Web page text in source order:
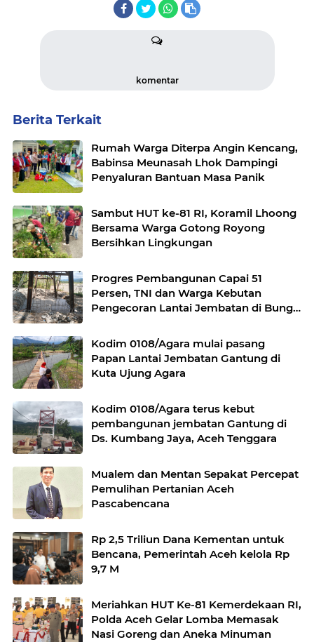
komentar
Berita Terkait
Rumah Warga Diterpa Angin Kencang,
Babinsa Meunasah Lhok Dampingi
Penyaluran Bantuan Masa Panik
Sambut HUT ke-81 RI, Koramil Lhoong
Bersama Warga Gotong Royong
Bersihkan Lingkungan
Progres Pembangunan Capai 51
Persen, TNI dan Warga Kebutan
Pengecoran Lantai Jembatan di Bunga
Kodim 0108/Agara mulai pasang
Papan Lantai Jembatan Gantung di
Kuta Ujung Agara
Kodim 0108/Agara terus kebut
pembangunan jembatan Gantung di
Ds. Kumbang Jaya, Aceh Tenggara
Mualem dan Mentan Sepakat Percepat
Pemulihan Pertanian Aceh
Pascabencana
Rp 2,5 Triliun Dana Kementan untuk
Bencana, Pemerintah Aceh kelola Rp
9,7 M
Meriahkan HUT Ke-81 Kemerdekaan RI,
Polda Aceh Gelar Lomba Memasak
Nasi Goreng dan Aneka Minuman